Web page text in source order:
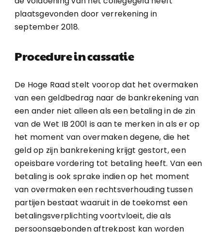
plaatsgevonden door verrekening in
september 2018.
Procedure in cassatie
De Hoge Raad stelt voorop dat het overmaken
van een geldbedrag naar de bankrekening van
een ander niet alleen als een betaling in de zin
van de Wet IB 2001 is aan te merken in als er op
het moment van overmaken degene, die het
geld op zijn bankrekening krijgt gestort, een
opeisbare vordering tot betaling heeft. Van een
betaling is ook sprake indien op het moment
van overmaken een rechtsverhouding tussen
partijen bestaat waaruit in de toekomst een
betalingsverplichting voortvloeit, die als
persoonsgebonden aftrekpost kan worden